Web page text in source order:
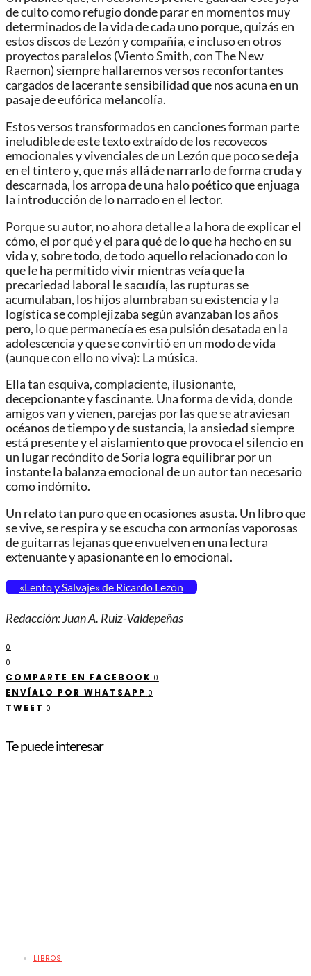
de culto como refugio donde parar en momentos muy
determinados de la vida de cada uno porque, quizás en
estos discos de Lezón y compañía, e incluso en otros
proyectos paralelos (Viento Smith, con The New
Raemon) siempre hallaremos versos reconfortantes
cargados de lacerante sensibilidad que nos acuna en un
pasaje de eufórica melancolía.
Estos versos transformados en canciones forman parte
ineludible de este texto extraído de los recovecos
emocionales y vivenciales de un Lezón que poco se deja
en el tintero y, que más allá de narrarlo de forma cruda y
descarnada, los arropa de una halo poético que enjuaga
la introducción de lo narrado en el lector.
Porque su autor, no ahora detalle a la hora de explicar el
cómo, el por qué y el para qué de lo que ha hecho en su
vida y, sobre todo, de todo aquello relacionado con lo
que le ha permitido vivir mientras veía que la
precariedad laboral le sacudía, las rupturas se
acumulaban, los hijos alumbraban su existencia y la
logística se complejizaba según avanzaban los años
pero, lo que permanecía es esa pulsión desatada en la
adolescencia y que se convirtió en un modo de vida
(aunque con ello no viva): La música.
Ella tan esquiva, complaciente, ilusionante,
decepcionante y fascinante. Una forma de vida, donde
amigos van y vienen, parejas por las que se atraviesan
océanos de tiempo y de sustancia, la ansiedad siempre
está presente y el aislamiento que provoca el silencio en
un lugar recóndito de Soria logra equilibrar por un
instante la balanza emocional de un autor tan necesario
como indómito.
Un relato tan puro que en ocasiones asusta. Un libro que
se vive, se respira y se escucha con armonías vaporosas
de guitarras lejanas que envuelven en una lectura
extenuante y apasionante en lo emocional.
«Lento y Salvaje» de Ricardo Lezón
Redacción: Juan A. Ruiz-Valdepeñas
0
0
COMPARTE EN FACEBOOK 0
ENVÍALO POR WHATSAPP 0
TWEET 0
Te puede interesar
LIBROS